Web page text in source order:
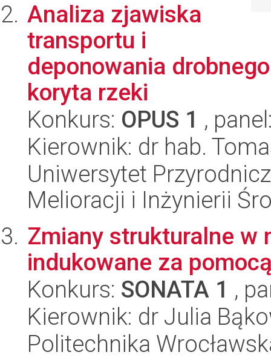
Analiza zjawiska
transportu i
deponowania
koryta rzeki
Konkurs: OPUS 1 ,
Kierownik: dr hab.
Uniwersytet
Melioracji i Inżynierii
Zmiany strukturalne w
indukowane za
Konkurs: SONATA 1 ,
Kierownik: dr Julia
Politechnika